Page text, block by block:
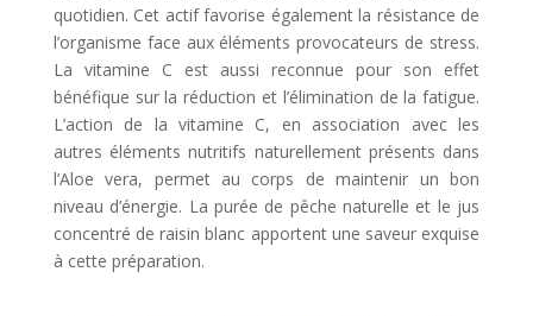
quotidien. Cet actif favorise également la résistance de
l’organisme face aux éléments provocateurs de stress.
La vitamine C est aussi reconnue pour son effet
bénéfique sur la réduction et l’élimination de la fatigue.
L’action de la vitamine C, en association avec les
autres éléments nutritifs naturellement présents dans
l’Aloe vera, permet au corps de maintenir un bon
niveau d’énergie. La purée de pêche naturelle et le jus
concentré de raisin blanc apportent une saveur exquise
à cette préparation.